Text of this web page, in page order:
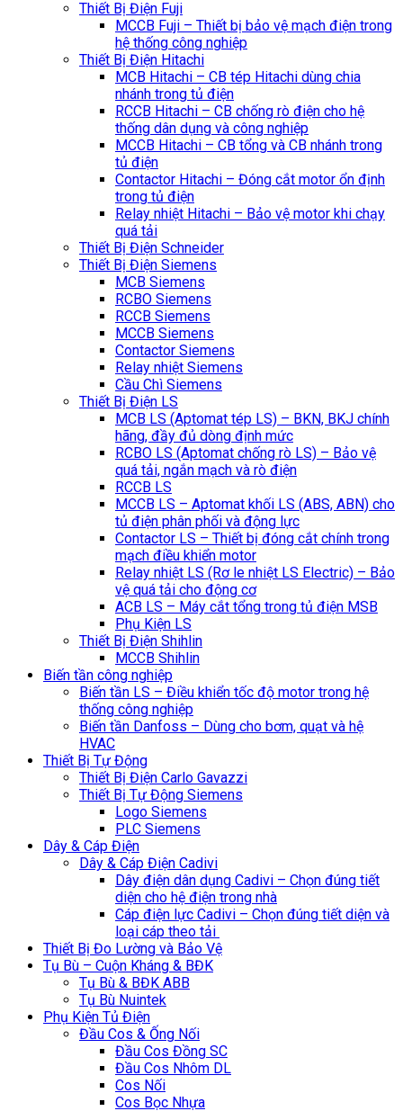
Thiết Bị Điện Fuji
MCCB Fuji – Thiết bị bảo vệ mạch điện trong
hệ thống công nghiệp
Thiết Bị Điện Hitachi
MCB Hitachi – CB tép Hitachi dùng chia
nhánh trong tủ điện
RCCB Hitachi – CB chống rò điện cho hệ
thống dân dụng và công nghiệp
MCCB Hitachi – CB tổng và CB nhánh trong
tủ điện
Contactor Hitachi – Đóng cắt motor ổn định
trong tủ điện
Relay nhiệt Hitachi – Bảo vệ motor khi chạy
quá tải
Thiết Bị Điện Schneider
Thiết Bị Điện Siemens
MCB Siemens
RCBO Siemens
RCCB Siemens
MCCB Siemens
Contactor Siemens
Relay nhiệt Siemens
Cầu Chì Siemens
Thiết Bị Điện LS
MCB LS (Aptomat tép LS) – BKN, BKJ chính
hãng, đầy đủ dòng định mức
RCBO LS (Aptomat chống rò LS) – Bảo vệ
quá tải, ngắn mạch và rò điện
RCCB LS
MCCB LS – Aptomat khối LS (ABS, ABN) cho
tủ điện phân phối và động lực
Contactor LS – Thiết bị đóng cắt chính trong
mạch điều khiển motor
Relay nhiệt LS (Rơ le nhiệt LS Electric) – Bảo
vệ quá tải cho động cơ
ACB LS – Máy cắt tổng trong tủ điện MSB
Phụ Kiện LS
Thiết Bị Điện Shihlin
MCCB Shihlin
Biến tần công nghiệp
Biến tần LS – Điều khiển tốc độ motor trong hệ
thống công nghiệp
Biến tần Danfoss – Dùng cho bơm, quạt và hệ
HVAC
Thiết Bị Tự Động
Thiết Bị Điện Carlo Gavazzi
Thiết Bị Tự Động Siemens
Logo Siemens
PLC Siemens
Dây & Cáp Điện
Dây & Cáp Điện Cadivi
Dây điện dân dụng Cadivi – Chọn đúng tiết
diện cho hệ điện trong nhà
Cáp điện lực Cadivi – Chọn đúng tiết diện và
loại cáp theo tải
Thiết Bị Đo Lường và Bảo Vệ
Tụ Bù – Cuộn Kháng & BĐK
Tụ Bù & BĐK ABB
Tụ Bù Nuintek
Phụ Kiện Tủ Điện
Đầu Cos & Ống Nối
Đầu Cos Đồng SC
Đầu Cos Nhôm DL
Cos Nối
Cos Bọc Nhựa